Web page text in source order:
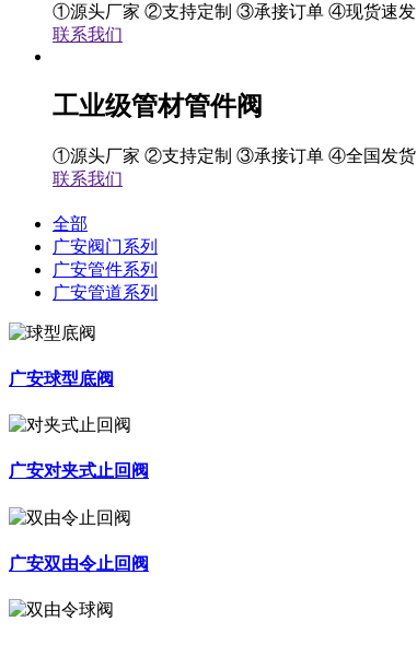
①源头厂家 ②支持定制 ③承接订单 ④现货速发
联系我们
工业级管材管件阀
①源头厂家 ②支持定制 ③承接订单 ④全国发货
联系我们
全部
广安阀门系列
广安管件系列
广安管道系列
广安球型底阀
广安对夹式止回阀
广安双由令止回阀